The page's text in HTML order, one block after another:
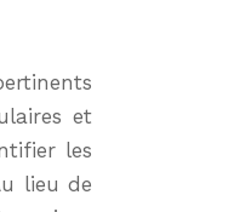
et
les
lieu de